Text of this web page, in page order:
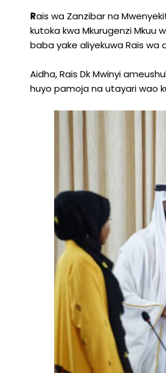
Rais wa Zanzibar na
kutoka kwa Mkurugenzi Mkuu
baba yake aliyekuwa Rais wa
Aidha, Rais Dk Mwinyi
huyo pamoja na utayari wao